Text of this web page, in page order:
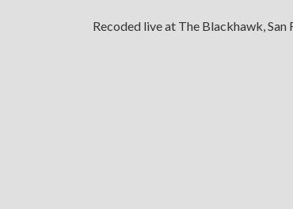
Recoded live at The Blackhawk,